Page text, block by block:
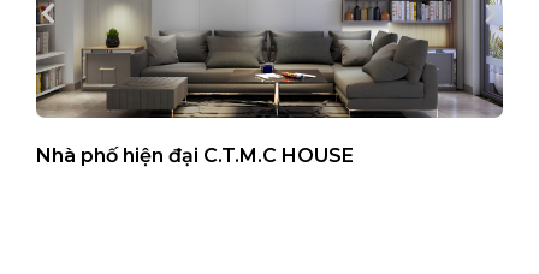
Nhà phố hiện đại C.T.M.C HOUSE